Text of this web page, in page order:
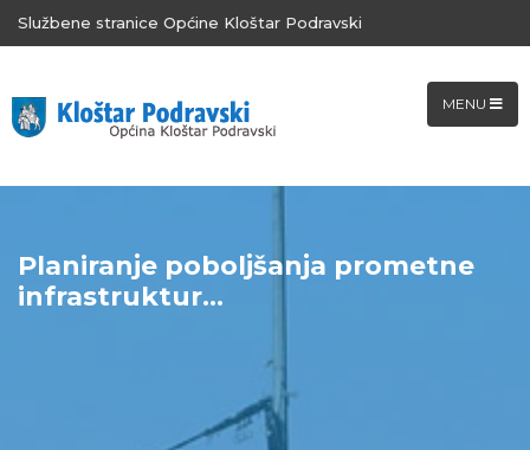
Službene stranice Općine Kloštar Podravski
MENU
Planiranje poboljšanja prometne
infrastruktur...